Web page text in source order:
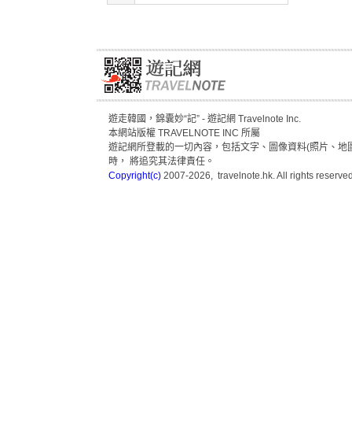
遊走韓國，錦囊妙“記” - 遊記網 Travelnote Inc.
本網站版權 TRAVELNOTE INC 所屬
遊記網所登載的一切內容，包括文字、圖像資料(照片、
時， 將追究其法律責任。
Copyright(c)2007-2026, travelnote.hk. All rights